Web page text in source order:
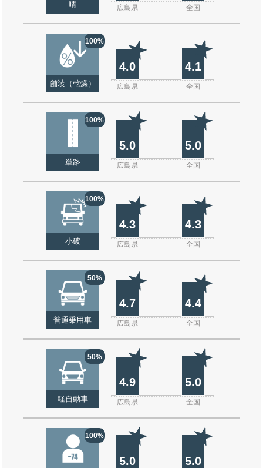
晴 広島県 全国
100%
舗装（乾燥）
4.0 4.1
広島県 全国
100%
単路
5.0 5.0
広島県 全国
100%
小破
4.3 4.3
広島県 全国
50%
普通乗用車
4.7 4.4
広島県 全国
50%
軽自動車
4.9 5.0
広島県 全国
100%
5.0 5.0